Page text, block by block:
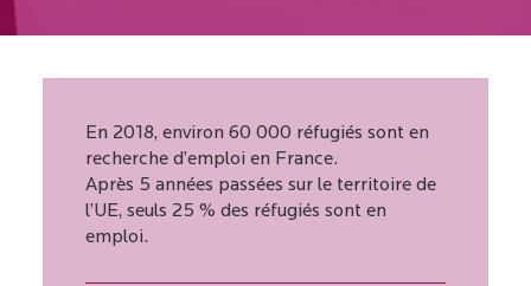
En 2018, environ 60 000 réfugiés sont en
recherche d’emploi en France.
Après 5 années passées sur le territoire de
l’UE, seuls 25 % des réfugiés sont en
emploi.